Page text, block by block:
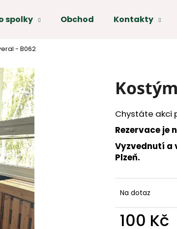
spolky Obchod Kontakty
- B062
Chystáte akci
Rezervace je
Vyzvednutí a
Plzeň.
Na dotaz
100 Kč
Co potřebujete najít?
Doporučujeme